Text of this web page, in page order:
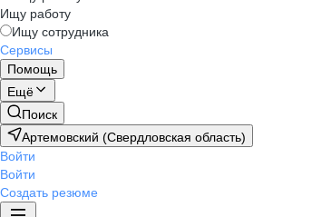
Ищу работу
Ищу сотрудника
Сервисы
Помощь
Ещё
Поиск
Артемовский (Свердловская область)
Войти
Войти
Создать резюме